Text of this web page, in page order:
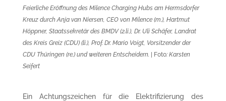
Feierliche Eröffnung des Milence Charging Hubs am Hermsdorfer
Kreuz durch Anja van Niersen, CEO von Milence (m.), Hartmut
Höppner, Staatssekretär des BMDV (2.li.), Dr. Uli Schäfer, Landrat
des Kreis Greiz (CDU) (li.), Prof. Dr. Mario Voigt, Vorsitzender der
CDU Thüringen (re.) und weiteren Entscheidern.
| Foto: Karsten
Seifert
Ein Achtungszeichen für die Elektrifizierung des